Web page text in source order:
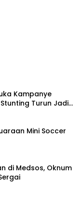
Kampanye
Turun Jadi
Mini Soccer
di Medsos, Oknum